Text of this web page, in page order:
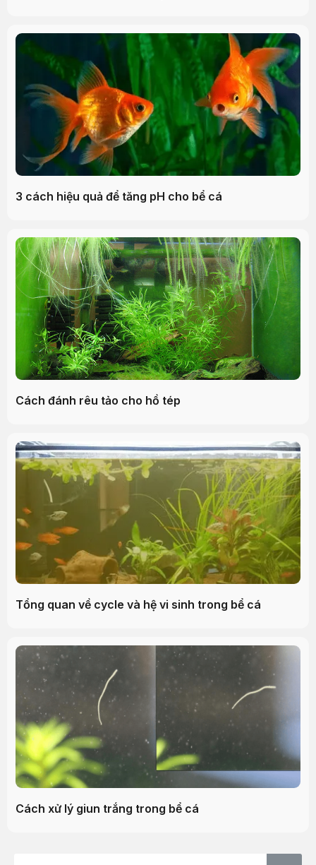
3 cách hiệu quả để tăng pH cho bể cá
Cách đánh rêu tảo cho hồ tép
Tổng quan về cycle và hệ vi sinh trong bể cá
Cách xử lý giun trắng trong bể cá